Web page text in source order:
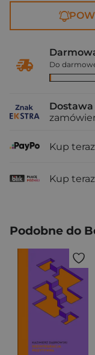
Do
Dostawa
Kup
Kup
Podobne do